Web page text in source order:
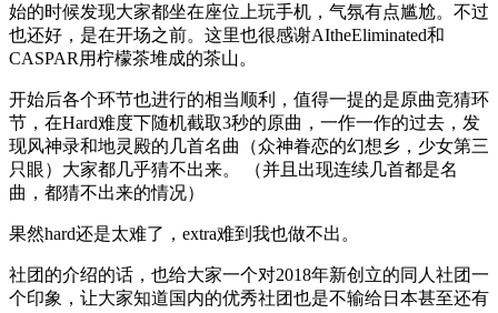
始的时候发现大家都坐在座位上玩手机，气氛有点尴尬。不过
也还好，是在开场之前。这里也很感谢AItheEliminated和
CASPAR用柠檬茶堆成的茶山。
开始后各个环节也进行的相当顺利，值得一提的是原曲竞猜环
节，在Hard难度下随机截取3秒的原曲，一作一作的过去，发
现风神录和地灵殿的几首名曲（众神眷恋的幻想乡，少女第三
只眼）大家都几乎猜不出来。 （并且出现连续几首都是名
曲，都猜不出来的情况）
果然hard还是太难了，extra难到我也做不出。
社团的介绍的话，也给大家一个对2018年新创立的同人社团一
个印象，让大家知道国内的优秀社团也是不输给日本甚至还有